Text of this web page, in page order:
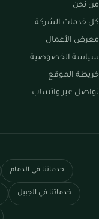
من نحن
كل خدمات الشركة
معرض الأعمال
سياسة الخصوصية
خريطة الموقع
تواصل عبر واتساب
خدماتنا في الدمام
خدماتنا في الجبيل